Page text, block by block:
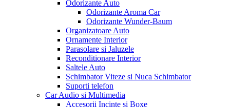
Odorizante Auto
Odorizante Aroma Car
Odorizante Wunder-Baum
Organizatoare Auto
Ornamente Interior
Parasolare si Jaluzele
Reconditionare Interior
Saltele Auto
Schimbator Viteze si Nuca Schimbator
Suporti telefon
Car Audio si Multimedia
Accesorii Incinte si Boxe